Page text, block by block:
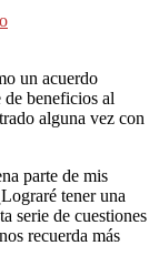
un acuerdo
de beneficios al
alguna vez con
parte de mis
tener una
serie de cuestiones
recuerda más